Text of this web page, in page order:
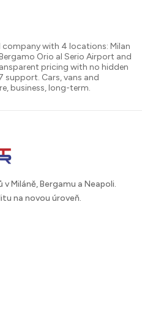
company with 4 locations: Milan
Orio al Serio Airport and
pricing with no hidden
support. Cars, vans and
business, long-term.
Miláně, Bergamu a Neapoli.
na novou úroveň.